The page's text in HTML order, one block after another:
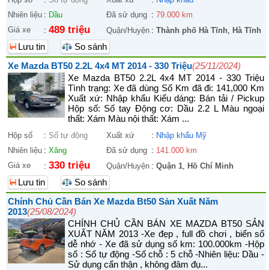
Nhiên liệu : Dầu Đã sử dụng : 79.000 km
Giá xe
: 489 triệu Quận/Huyện : Thành phố Hà Tĩnh, Hà Tĩnh
Lưu tin
So sánh
Xe Mazda BT50 2.2L 4x4 MT 2014 - 330 Triệu(25/11/2024)
Xe Mazda BT50 2.2L 4x4 MT 2014 - 330 Triệu
Tình trạng: Xe đã dùng Số Km đã đi: 141,000 Km
Xuất xứ: Nhập khẩu Kiểu dáng: Bán tải / Pickup
Hộp số: Số tay Động cơ: Dầu 2.2 L Màu ngoại
thất: Xám Màu nội thất: Xám ...
Hộp số : Số tự động Xuất xứ : Nhập khẩu Mỹ
Nhiên liệu : Xăng Đã sử dụng : 141.000 km
Giá xe
: 330 triệu Quận/Huyện : Quận 1, Hồ Chí Minh
Lưu tin
So sánh
Chính Chủ Cần Bán Xe Mazda Bt50 Sản Xuất Năm
2013(25/08/2024)
CHÍNH CHỦ CẦN BÁN XE MAZDA BT50 SẢN
XUẤT NĂM 2013 -Xe đẹp , full đồ chơi , biển số
dễ nhớ - Xe đã sử dụng số km: 100.000km -Hộp
số : Số tự động -Số chỗ : 5 chỗ -Nhiên liệu: Dầu -
Sử dụng cẩn thận , không đâm đụ...